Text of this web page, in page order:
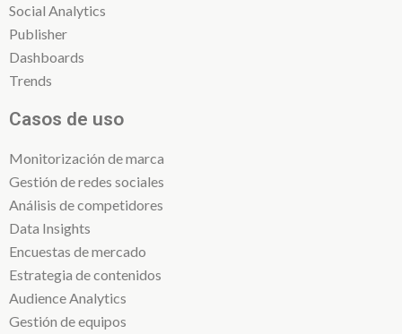
Social Analytics
Publisher
Dashboards
Trends
Casos de uso
Monitorización de marca
Gestión de redes sociales
Análisis de competidores
Data Insights
Encuestas de mercado
Estrategia de contenidos
Audience Analytics
Gestión de equipos